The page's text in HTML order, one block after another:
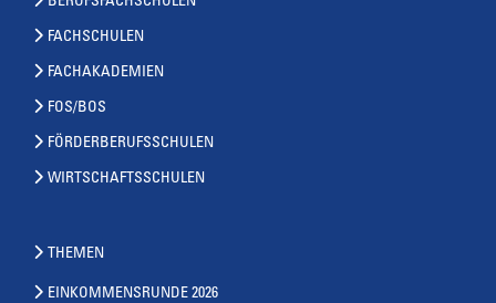
FACHSCHULEN
FACHAKADEMIEN
FOS/BOS
FÖRDERBERUFSSCHULEN
WIRTSCHAFTSSCHULEN
THEMEN
EINKOMMENSRUNDE 2026